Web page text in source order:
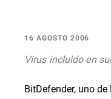
16 AGOSTO 2006
Virus incluido en
BitDefender, uno